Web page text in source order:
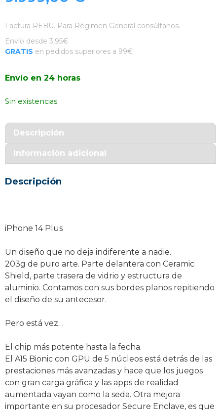
Factura REBU. Para Régimen General consúltanos.
Envío desde 3,95€
GRATIS en pedidos superiores a 99€
Envío en 24 horas
Sin existencias
Descripción
Información adicional
Descripción
iPhone 14 Plus
Un diseño que no deja indiferente a nadie.
203g de puro arte. Parte delantera con Ceramic
Shield, parte trasera de vidrio y estructura de
aluminio. Contamos con sus bordes planos repitiendo
el diseño de su antecesor.
Pero está vez…
El chip más potente hasta la fecha.
El A15 Bionic con GPU de 5 núcleos está detrás de las
prestaciones más avanzadas y hace que los juegos
con gran carga gráfica y las apps de realidad
aumentada vayan como la seda. Otra mejora
importante en su procesador Secure Enclave, es que